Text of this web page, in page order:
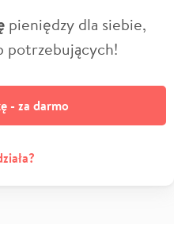
pieniędzy dla siebie,
potrzebujących!
- za darmo